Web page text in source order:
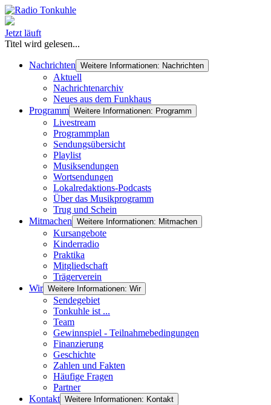
Jetzt läuft
Titel wird gelesen...
Nachrichten Weitere Informationen: Nachrichten
Aktuell
Nachrichtenarchiv
Neues aus dem Funkhaus
Programm Weitere Informationen: Programm
Livestream
Programmplan
Sendungsübersicht
Playlist
Musiksendungen
Wortsendungen
Lokalredaktions-Podcasts
Über das Musikprogramm
Trug und Schein
Mitmachen Weitere Informationen: Mitmachen
Kursangebote
Kinderradio
Praktika
Mitgliedschaft
Trägerverein
Wir Weitere Informationen: Wir
Sendegebiet
Tonkuhle ist ...
Team
Gewinnspiel - Teilnahmebedingungen
Finanzierung
Geschichte
Zahlen und Fakten
Häufige Fragen
Partner
Kontakt Weitere Informationen: Kontakt